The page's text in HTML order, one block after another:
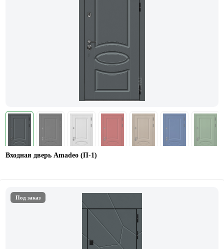
Входная дверь Amadeo (П-1)
Под заказ